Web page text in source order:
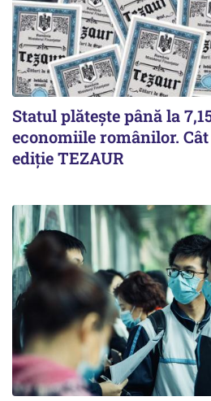
Statul plătește până la
economiile românilor.
ediție TEZAUR